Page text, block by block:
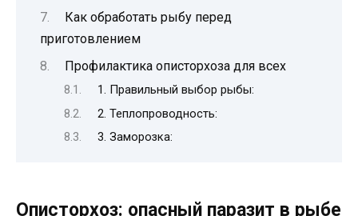
Как обработать рыбу перед
приготовлением
Профилактика описторхоза для всех
1. Правильный выбор рыбы:
2. Теплопроводность:
3. Заморозка:
Описторхоз: опасный паразит в рыбе